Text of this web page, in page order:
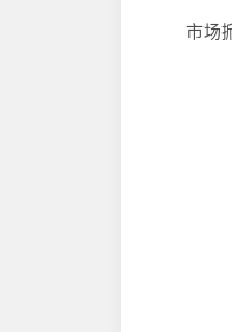
市场掀